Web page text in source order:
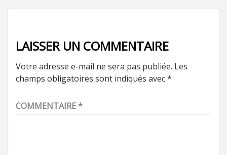
LAISSER UN COMMENTAIRE
Votre adresse e-mail ne sera pas publiée. Les
champs obligatoires sont indiqués avec*
COMMENTAIRE*